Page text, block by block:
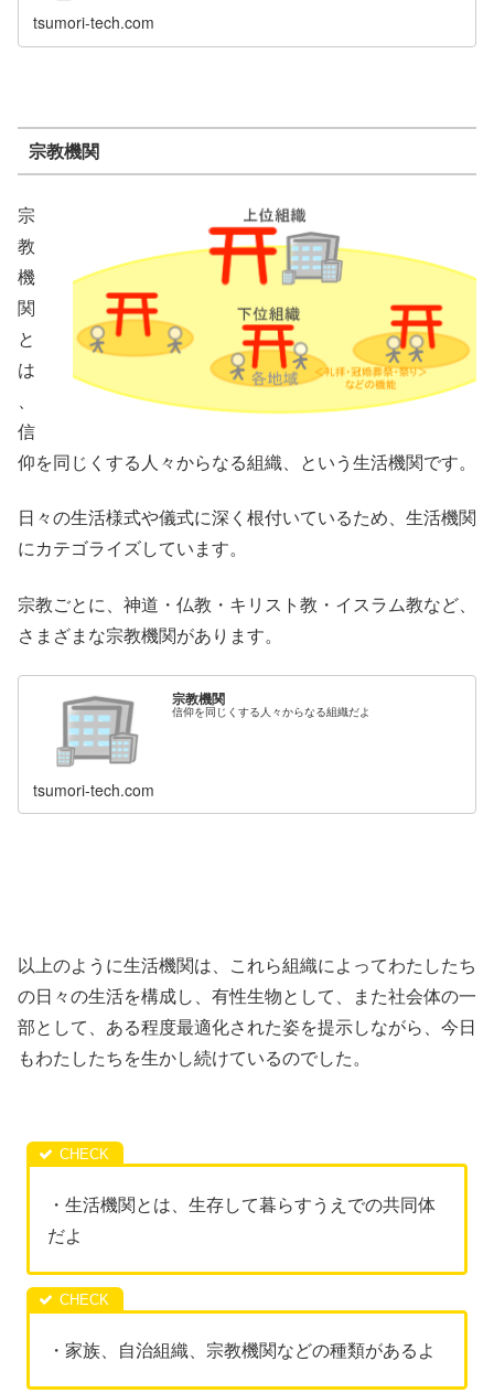
tsumori-tech.com
宗教機関
宗
教
機
関
と
は
、
信
仰を同じくする人々からなる組織、という生活機関です。
日々の生活様式や儀式に深く根付いているため、生活機関
にカテゴライズしています。
宗教ごとに、神道・仏教・キリスト教・イスラム教など、
さまざまな宗教機関があります。
宗教機関
信仰を同じくする人々からなる組織だよ
tsumori-tech.com
以上のように生活機関は、これら組織によってわたしたち
の日々の生活を構成し、有性生物として、また社会体の一
部として、ある程度最適化された姿を提示しながら、今日
もわたしたちを生かし続けているのでした。
・生活機関とは、生存して暮らすうえでの共同体
だよ
・家族、自治組織、宗教機関などの種類があるよ